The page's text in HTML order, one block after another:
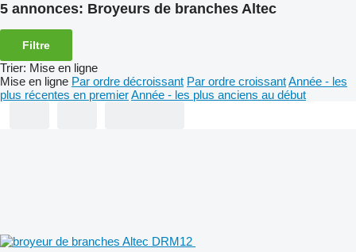
5 annonces: Broyeurs de branches Altec
Filtre
Trier: Mise en ligne
Mise en ligne Par ordre décroissant Par ordre croissantAnnée - les
plus récentes en premierAnnée - les plus anciens au début